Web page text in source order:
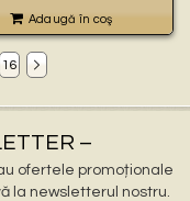
Adaugă în coş
16
–
ofertele promoționale
la newsletterul nostru.